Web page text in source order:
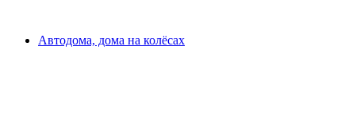
Автодома, дома на колёсах